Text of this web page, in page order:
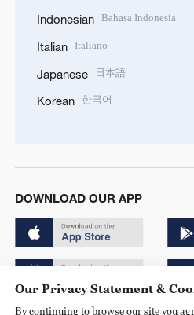
Indonesian Bahasa Indonesia
Italian Italiano
Japanese 日本語
Korean 한국어
DOWNLOAD OUR APP
Our Privacy Statement &
By continuing to browse our site you